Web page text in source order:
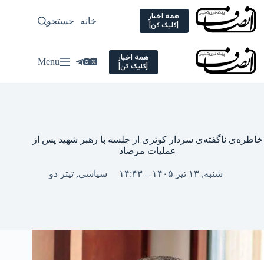
Skip
content
همه اخبار
[کلیک کن] خانه سیاسی
جستجو
همه اخبار
[کلیک کن] Menu
خاطره‌ی ناگفته‌ی سردار کوثری از جلسه با رهبر شهید پس از
عملیات مرصاد
شنبه, ۱۳ تیر ۱۴۰۵ – ۱۴:۴۳ سیاسی, تیتر دو